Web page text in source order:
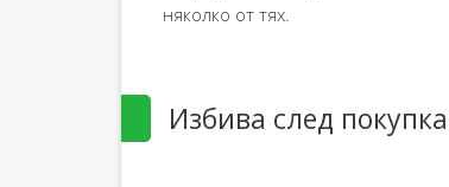
няколко от тях.
Избива след